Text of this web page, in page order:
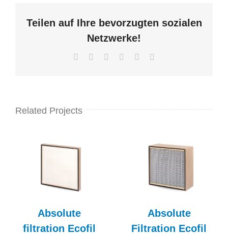
Teilen auf Ihre bevorzugten sozialen
Netzwerke!
Facebook LinkedInWhatsApp
Pinterest
Related Projects
Absolute
filtration Ecofil
Absolute
Filtration Ecofil